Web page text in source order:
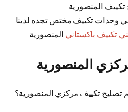
المنصورية
وحدات تكييف مختص تجده لدينا
تكييف باكستاني المنصورية
المنصورية
تكييف مركزي المنصورية؟